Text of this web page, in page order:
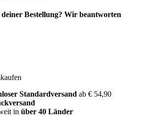
Bestellung? Wir beantworten
Standardversand ab € 54,90
in über 40 Länder